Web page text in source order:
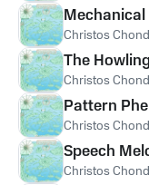
Mechanical
Christos
The
Christos
Pattern
Christos
Speech
Christos